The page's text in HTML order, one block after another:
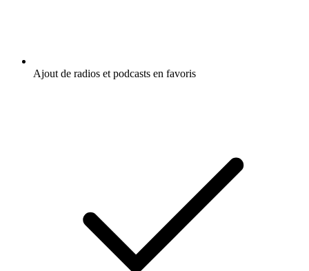
Ajout de radios et podcasts en favoris